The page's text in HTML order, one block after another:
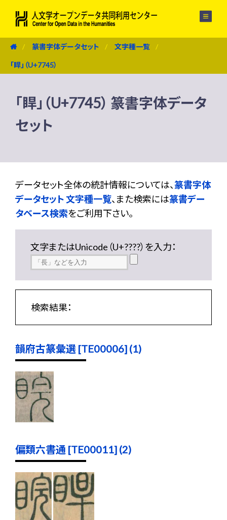
篆書字体データセット 文字種一覧
「睅」（U+7745）
「睅」（U+7745） 篆書字体データ
セット
データセット全体の統計情報については、篆書字体
データセット 文字種一覧、また検索には篆書デー
タベース検索をご利用下さい。
文字またはUnicode（U+????）を入力：
検索結果：
韻府古篆彙選 [TE00006] (1)
偏類六書通 [TE00011] (2)